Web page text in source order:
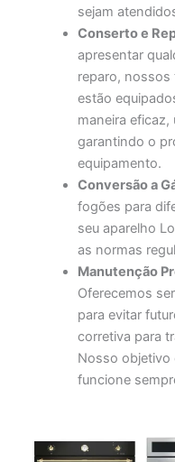
sejam
Conserto e
apresentar
reparo, nossos
estão
maneira
garantindo o
equipamento.
Conversão a
fogões para
seu aparelho
as normas
Manutenção
Oferecemos
para evitar
corretiva para
Nosso objetivo
funcione